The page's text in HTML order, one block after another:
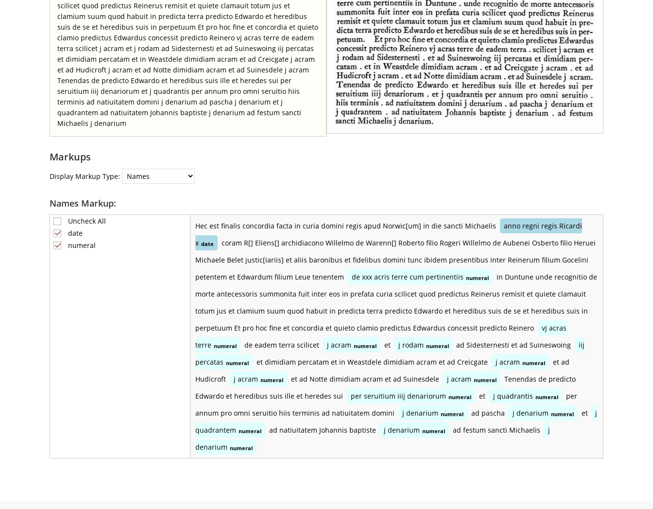
scilicet quod predictus Reinerus remisit et quiete clamauit totum jus et
clamium suum quod habuit in predicta terra predicto Edwardo et heredibus
suis de se et heredibus suis in perpetuum Et pro hoc fine et concordia et quieto
clamio predictus Edwardus concessit predicto Reinero vj acras terre de eadem
terra scilicet j acram et j rodam ad Sidesternesti et ad Suineswoing iij percatas
et dimidiam percatam et in Weastdele dimidiam acram et ad Creicgate j acram
et ad Hudicroft j acram et ad Notte dimidiam acram et ad Suinesdele j acram
Tenendas de predicto Edwardo et heredibus suis ille et heredes sui per
seruitium iiij denariorum et j quadrantis per annum pro omni seruitio hiis
terminis ad natiuitatem domini j denarium ad pascha j denarium et j
quadrantem ad natiuitatem Johannis baptiste j denarium ad festum sancti
Michaelis j denarium
Markups
Display Markup Type:
Names Markup:
Uncheck All
date
numeral
Hec est finalis concordia facta in curia domini regis apud Norwic[um] in die sancti Michaelis
anno regni regis Ricardi
x date
coram R[] Eliens[] archidiacono Willelmo de Warenn[] Roberto filio Rogeri Willelmo de Aubenei Osberto filio Heruei
Michaele Belet justic[iariis] et aliis baronibus et fidelibus domini tunc ibidem presentibus inter Reinerum filium Gocelini
petentem et Edwardum filium Leue tenentem
de xxx acris terre cum pertinentiis numeral
in Duntune unde recognitio de
morte antecessoris summonita fuit inter eos in prefata curia scilicet quod predictus Reinerus remisit et quiete clamauit
totum jus et clamium suum quod habuit in predicta terra predicto Edwardo et heredibus suis de se et heredibus suis in
perpetuum Et pro hoc fine et concordia et quieto clamio predictus Edwardus concessit predicto Reinero
vj acras
terre numeral de eadem terra scilicet j acram numeral et j rodam numeral ad Sidesternesti et ad Suineswoing
iij
percatas numeral et dimidiam percatam et in Weastdele dimidiam acram et ad Creicgate j acram numeral
et ad
Hudicroft
j acram numeral et ad Notte dimidiam acram et ad Suinesdele j acram numeral
Tenendas de predicto
Edwardo et heredibus suis ille et heredes sui
per seruitium iiij denariorum numeral et j quadrantis numeral
per
annum pro omni seruitio hiis terminis ad natiuitatem domini
j denarium numeral ad pascha j denarium numeral et
j
quadrantem numeral ad natiuitatem Johannis baptiste j denarium numeral ad festum sancti Michaelis
j
denarium numeral